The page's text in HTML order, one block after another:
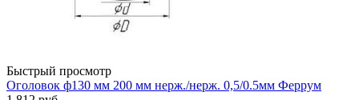
Быстрый просмотр
Оголовок ф130 мм 200 мм нерж./нерж. 0,5/0.5мм Феррум